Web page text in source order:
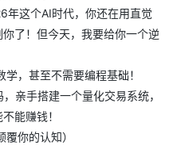
年这个AI时代，你还在用直觉
了！但今天，我要给你一个逆
，甚至不需要编程基础！
亲手搭建一个量化交易系统，
能赚钱！
你的认知）